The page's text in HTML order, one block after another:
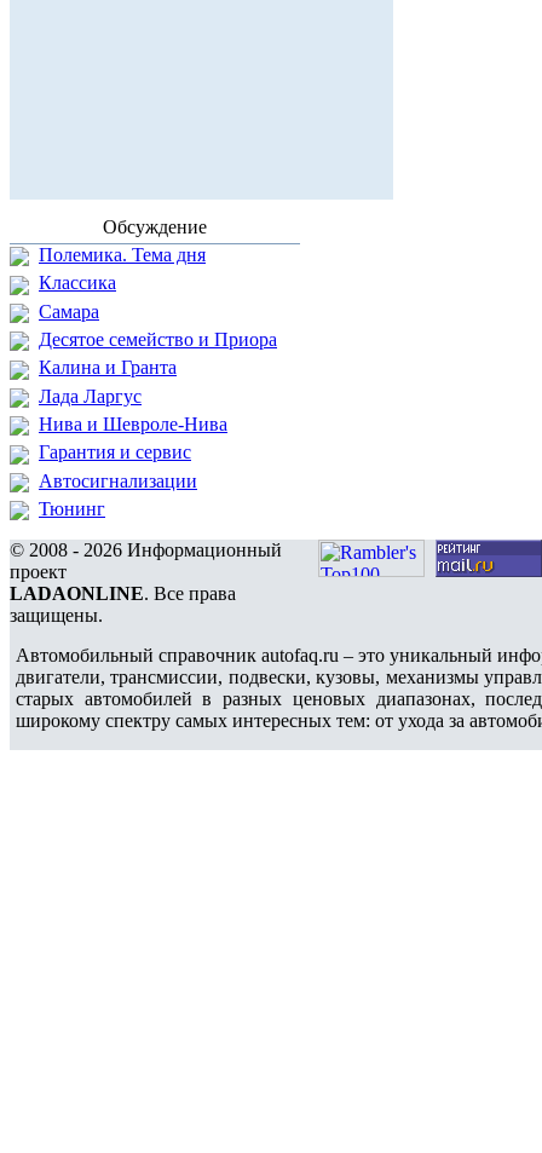
Обсуждение
Полемика. Тема дня
Классика
Самара
Десятое семейство и Приора
Калина и Гранта
Лада Ларгус
Нива и Шевроле-Нива
Гарантия и сервис
Автосигнализации
Тюнинг
© 2008 - 2026 Информационный
проект
LADAONLINE. Все права
защищены.
Автомобильный справочник autofaq.ru – это уникальный
двигатели, трансмиссии, подвески, кузовы, механизмы
старых автомобилей в разных ценовых диапазонах,
широкому спектру самых интересных тем: от ухода за